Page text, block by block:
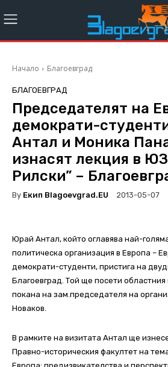
Начало Благоевград
БЛАГОЕВГРАД
Председателят на
демократи-
Антал и Моника
изнасят лекция в
Рилски” –
By Екип Blagoevgrad.EU 2013-05-07
Юрай Антал, който оглавява най-
политическа организация в Европа –
демократи-студенти, пристига на
Благоевград. Той ще посети
покана на зам.председателя на
Новаков.
В рамките на визитата Антал ще
Правно-историческия факултет на